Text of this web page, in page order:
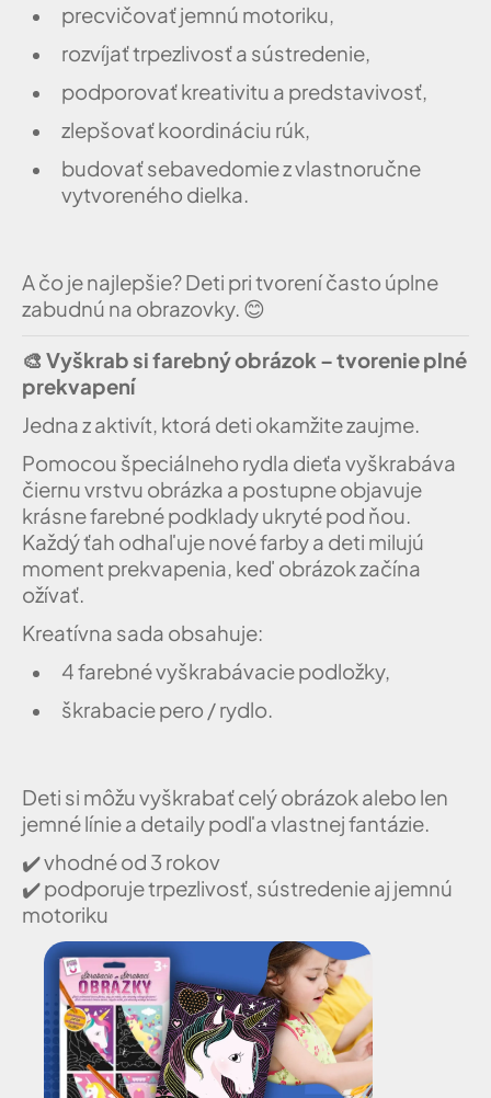
precvičovať jemnú motoriku,
rozvíjať trpezlivosť a sústredenie,
podporovať kreativitu a predstavivosť,
zlepšovať koordináciu rúk,
budovať sebavedomie z vlastnoručne
vytvoreného dielka.
A čo je najlepšie? Deti pri tvorení často úplne
zabudnú na obrazovky. 😊
🎨 Vyškrab si farebný obrázok – tvorenie plné
prekvapení
Jedna z aktivít, ktorá deti okamžite zaujme.
Pomocou špeciálneho rydla dieťa vyškrabáva
čiernu vrstvu obrázka a postupne objavuje
krásne farebné podklady ukryté pod ňou.
Každý ťah odhaľuje nové farby a deti milujú
moment prekvapenia, keď obrázok začína
ožívať.
Kreatívna sada obsahuje:
4 farebné vyškrabávacie podložky,
škrabacie pero / rydlo.
Deti si môžu vyškrabať celý obrázok alebo len
jemné línie a detaily podľa vlastnej fantázie.
✔️vhodné od 3 rokov
✔️podporuje trpezlivosť, sústredenie aj jemnú
motoriku